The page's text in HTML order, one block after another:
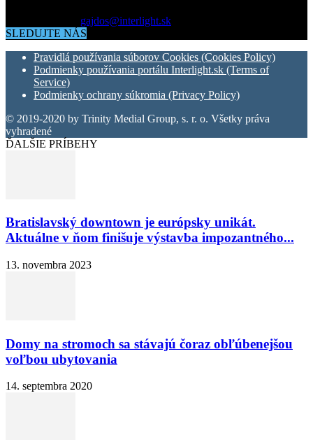
gajdos@interlight.sk
SLEDUJTE NÁS
Pravidlá používania súborov Cookies (Cookies Policy)
Podmienky používania portálu Interlight.sk (Terms of
Service)
Podmienky ochrany súkromia (Privacy Policy)
© 2019-2020 by Trinity Medial Group, s. r. o. Všetky práva
vyhradené
ĎALŠIE PRÍBEHY
Bratislavský downtown je európsky unikát.
Aktuálne v ňom finišuje výstavba impozantného...
13. novembra 2023
Domy na stromoch sa stávajú čoraz obľúbenejšou
voľbou ubytovania
14. septembra 2020